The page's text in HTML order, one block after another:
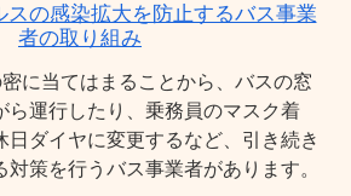
スの感染拡大を防止するバス事業
者の取り組み
に当てはまることから、バスの窓
ら運行したり、乗務員のマスク着
日ダイヤに変更するなど、引き続き
策を行うバス事業者があります。